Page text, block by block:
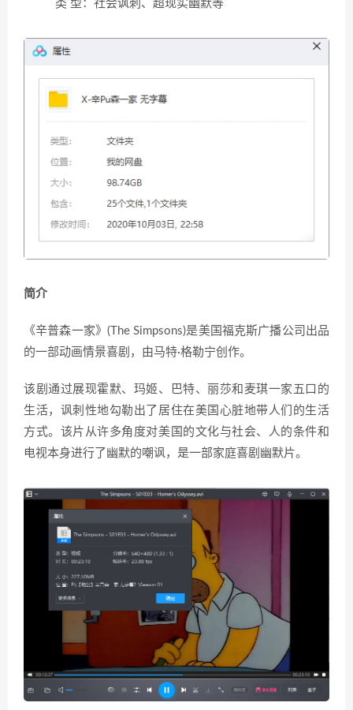
类 型：社会讽刺、超现实幽默等
简介
《辛普森一家》(The Simpsons)是美国福克斯广播公司出品
的一部动画情景喜剧，由马特·格勒宁创作。
该剧通过展现霍默、玛姬、巴特、丽莎和麦琪一家五口的
生活，讽刺性地勾勒出了居住在美国心脏地带人们的生活
方式。该片从许多角度对美国的文化与社会、人的条件和
电视本身进行了幽默的嘲讽，是一部家庭喜剧幽默片。